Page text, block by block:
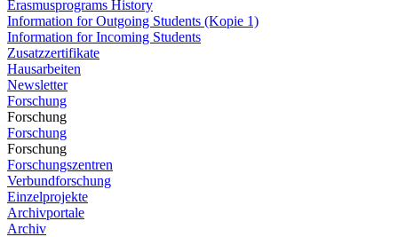
Erasmusprograms History
Information for Outgoing Students (Kopie 1)
Information for Incoming Students
Zusatzzertifikate
Hausarbeiten
Newsletter
Forschung
Forschung
Forschung
Forschung
Forschungszentren
Verbundforschung
Einzelprojekte
Archivportale
Archiv